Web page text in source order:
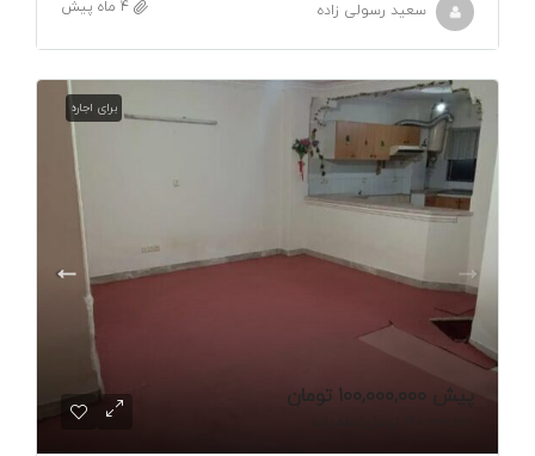
سعید رسولی زاده 4 ماه پیش
برای اجاره
پیش 100,000,000 تومان